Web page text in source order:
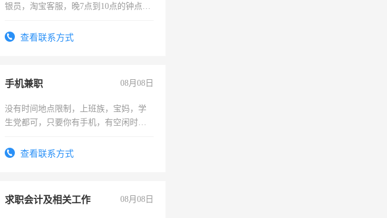
银员，淘宝客服，晚7点到10点的钟点
号同微信查看联系方式
手机兼职 08月08日
没有时间地点限制，上班族，宝妈，学
生党都可，只要你有手机，有空闲时
勤快的四五十，每天挣零花钱没问题！
查看联系方式
求职会计及相关工作 08月08日